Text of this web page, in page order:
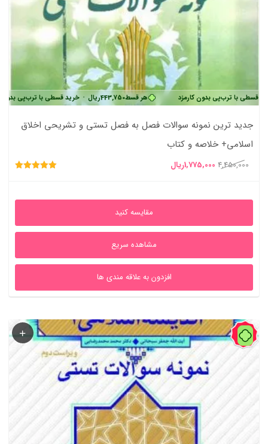
هر قسط 443,750ریال • خرید قسطی با ترب‌پی بدون کارمزد بدون کارمزد
جدید ترین نمونه سوالات فصل به فصل تستی و تشریحی اخلاق
اسلامی+ خلاصه و کتاب
4,450,000 قیمت
4,450,000ریال
1,775,000ریال
1,775,000ریال
مقایسه کنید
مشاهده سریع
افزدون به علاقه مندی ها
1%